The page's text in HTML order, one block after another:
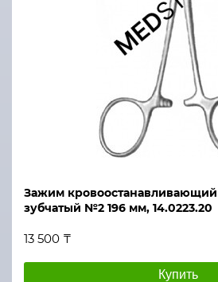
Зажим кровоостанавливающий
зубчатый №2 196 мм, 14.0223.20
13 500 ₸
Купить